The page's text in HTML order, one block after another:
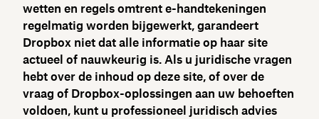
wetten en regels omtrent e-handtekeningen
regelmatig worden bijgewerkt, garandeert
Dropbox niet dat alle informatie op haar site
actueel of nauwkeurig is. Als u juridische vragen
hebt over de inhoud op deze site, of over de
vraag of Dropbox-oplossingen aan uw behoeften
voldoen, kunt u professioneel juridisch advies